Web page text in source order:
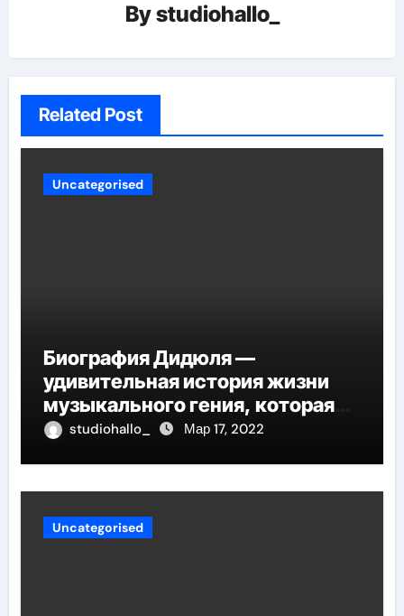
Bystudiohallo_
Related Post
Uncategorised
Биография Дидюля —
удивительная история жизни
музыкального гения, которая
проникнет в самые глубины
studiohallo_ Мар 17, 2022
Uncategorised